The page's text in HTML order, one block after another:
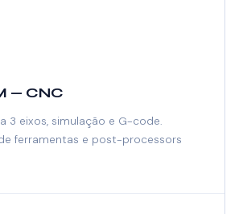
— CNC
3 eixos, simulação e G-code.
ferramentas e post-processors